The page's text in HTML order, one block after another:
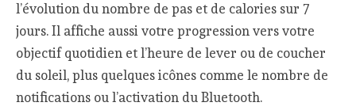
l’évolution du nombre de pas et de calories sur 7
jours. Il affiche aussi votre progression vers votre
objectif quotidien et l’heure de lever ou de coucher
du soleil, plus quelques icônes comme le nombre de
notifications ou l’activation du Bluetooth.